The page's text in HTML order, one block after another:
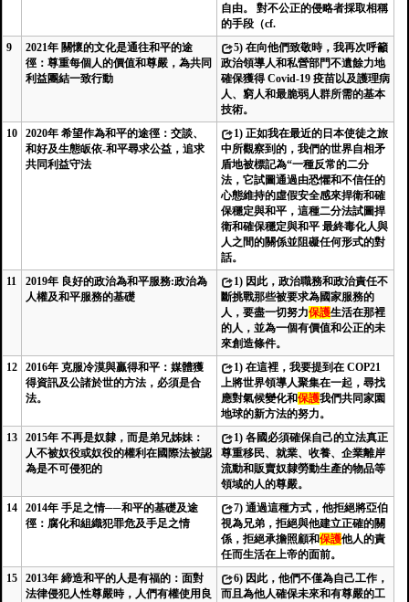
自由。 對不公正的侵略者採取相稱
的手段（cf.
9
2021年 關懷的文化是通往和平的途
徑：尊重每個人的價值和尊嚴，為共同
利益團結一致行動
5) 在向他們致敬時，我再次呼籲
政治領導人和私營部門不遺餘力地
確保獲得 Covid-19 疫苗以及護理病
人、窮人和最脆弱人群所需的基本
技術。
10
2020年 希望作為和平的途徑：交談、
和好及生態皈依-和平尋求公益，追求
共同利益守法
1) 正如我在最近的日本使徒之旅
中所觀察到的，我們的世界自相矛
盾地被標記為“一種反常的二分
法，它試圖通過由恐懼和不信任的
心態維持的虛假安全感來捍衛和確
保穩定與和平，這種二分法試圖捍
衛和確保穩定與和平 最終毒化人與
人之間的關係並阻礙任何形式的對
話。
11
2019年 良好的政治為和平服務:政治為
人權及和平服務的基礎
1) 因此，政治職務和政治責任不
斷挑戰那些被要求為國家服務的
人，要盡一切努力保護生活在那裡
的人，並為一個有價值和公正的未
來創造條件。
12
2016年 克服冷漠與贏得和平：媒體獲
得資訊及公諸於世的方法，必須是合
法。
1) 在這裡，我要提到在 COP21
上將世界領導人聚集在一起，尋找
應對氣候變化和保護我們共同家園
地球的新方法的努力。
13
2015年 不再是奴隸，而是弟兄姊妹：
人不被奴役或奴役的權利在國際法被認
為是不可侵犯的
1) 各國必須確保自己的立法真正
尊重移民、就業、收養、企業離岸
流動和販賣奴隸勞動生產的物品等
領域的人的尊嚴。
14
2014年 手足之情──和平的基礎及途
徑：腐化和組織犯罪危及手足之情
7) 通過這種方式，他拒絕將亞伯
視為兄弟，拒絕與他建立正確的關
係，拒絕承擔照顧和保護他人的責
任而生活在上帝的面前。
15
2013年 締造和平的人是有福的：面對
法律侵犯人性尊嚴時，人們有權使用良
6) 因此，他們不僅為自己工作，
而且為他人確保未來和有尊嚴的工